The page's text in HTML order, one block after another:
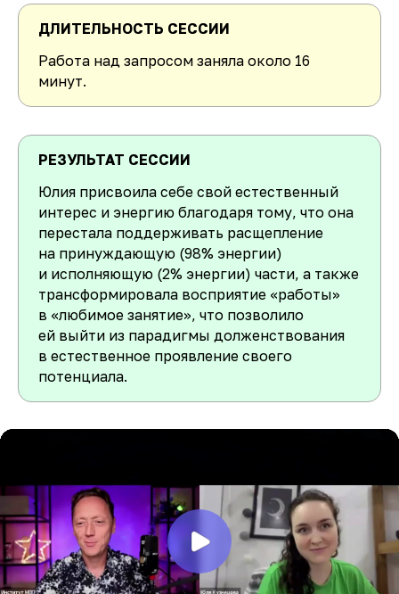
ДЛИТЕЛЬНОСТЬ СЕССИИ
Работа над запросом заняла около 16
минут.
РЕЗУЛЬТАТ СЕССИИ
Юлия присвоила себе свой естественный
интерес и энергию благодаря тому, что она
перестала поддерживать расщепление
на принуждающую (98% энергии)
и исполняющую (2% энергии) части, а также
трансформировала восприятие «работы»
в «любимое занятие», что позволило
ей выйти из парадигмы долженствования
в естественное проявление своего
потенциала.